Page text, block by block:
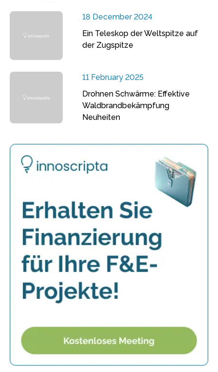
18 December 2024
Ein Teleskop der Weltspitze auf
der Zugspitze
11 February 2025
Drohnen Schwärme: Effektive
Waldbrandbekämpfung
Neuheiten